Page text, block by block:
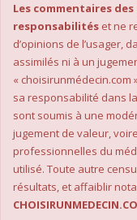
Les commentaires
responsabilités et ne
d’opinions de l’usager,
assimilés ni à un
« choisirunmédecin.com
sa responsabilité dans
sont soumis à une
jugement de valeur,
professionnelles du
utilisé. Toute autre
résultats, et affaiblir